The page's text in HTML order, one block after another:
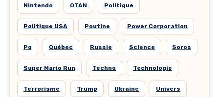
Nintendo OTAN Politique
Politique USA Poutine Power Corporation
Pq Québec Russie Science Soros
Super Mario Run Techno Technologie
Terrorisme Trump Ukraine Univers